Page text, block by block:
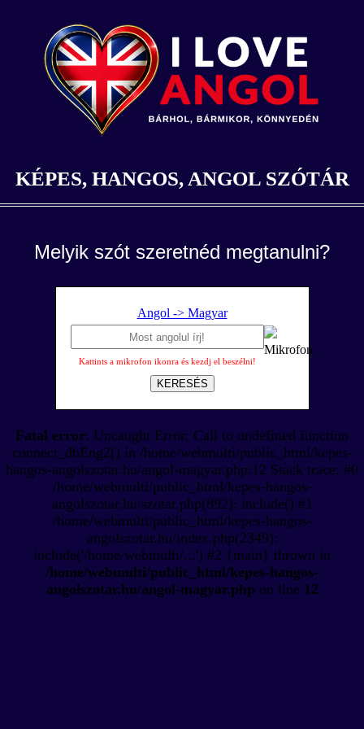
KÉPES, HANGOS, ANGOL SZÓTÁR
Melyik szót szeretnéd megtanulni?
Angol -> Magyar
Kattints a mikrofon ikonra és kezdj el beszélni!
KERESÉS
Fatal error: Uncaught Error: Call to undefined function
connect_dbEng2() in /home/webmulti/public_html/kepes-
hangos-angolszotar.hu/angol-magyar.php:12 Stack trace: #0
/home/webmulti/public_html/kepes-hangos-
angolszotar.hu/szotar.php(892): include() #1
/home/webmulti/public_html/kepes-hangos-
angolszotar.hu/index.php(2349):
include('/home/webmulti/...') #2 {main} thrown in
/home/webmulti/public_html/kepes-hangos-
angolszotar.hu/angol-magyar.php on line 12